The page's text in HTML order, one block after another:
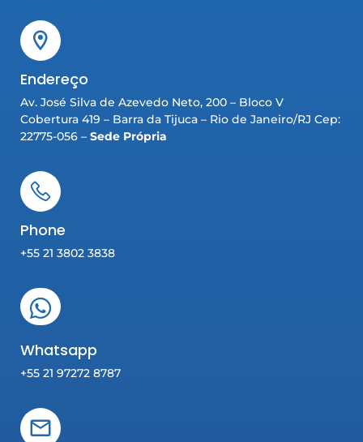
Endereço
Av. José Silva de Azevedo Neto, 200 – Bloco V
Cobertura 419 – Barra da Tijuca – Rio de Janeiro/RJ Cep:
22775-056 – Sede Própria
Phone
+55 21 3802 3838
Whatsapp
+55 21 97272 8787